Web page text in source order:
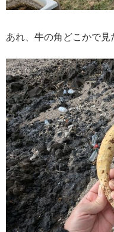
あれ、牛の角どこかで見